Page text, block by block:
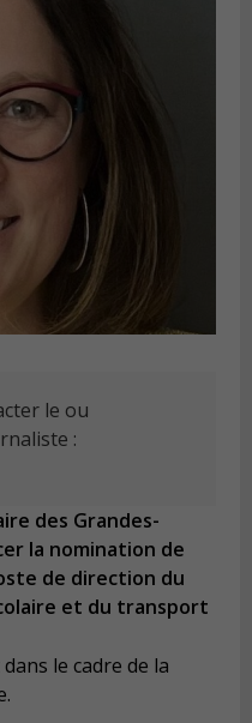
le ou
:
des Grandes-
la nomination de
de direction du
et du transport
le cadre de la